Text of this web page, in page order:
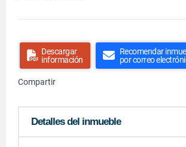
Descargar
información
Recomendar
por correo
Compartir
Detalles del inmueble